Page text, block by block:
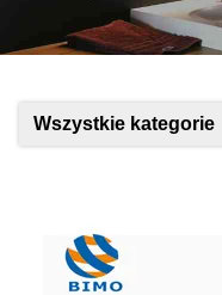
Wszystkie kategorie